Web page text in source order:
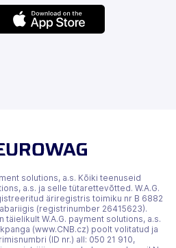
solutions, a.s. Kõiki teenuseid
a.s. ja selle tütarettevõtted. W.A.G.
äriregistris toimiku nr B 6882
(registrinumber 26415623).
täielikult W.A.G. payment solutions, a.s.
(www.CNB.cz) poolt volitatud ja
(ID nr.) all: 050 21 910,